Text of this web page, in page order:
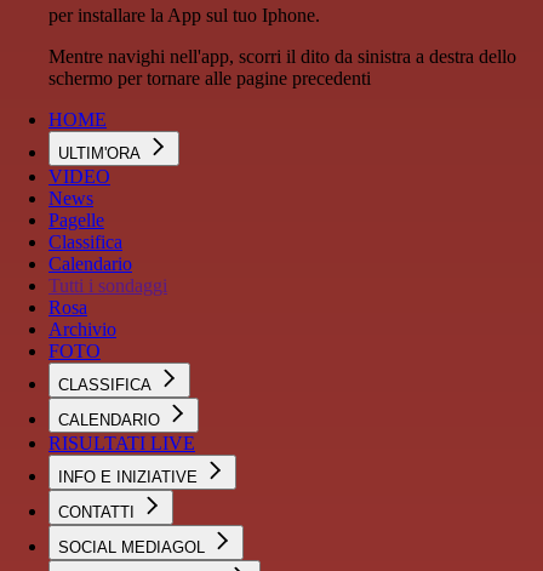
per installare la App sul tuo Iphone.
Mentre navighi nell'app, scorri il dito da sinistra a destra dello
schermo per tornare alle pagine precedenti
HOME
ULTIM'ORA
VIDEO
News
Pagelle
Classifica
Calendario
Tutti i sondaggi
Rosa
Archivio
FOTO
CLASSIFICA
CALENDARIO
RISULTATI LIVE
INFO E INIZIATIVE
CONTATTI
SOCIAL MEDIAGOL